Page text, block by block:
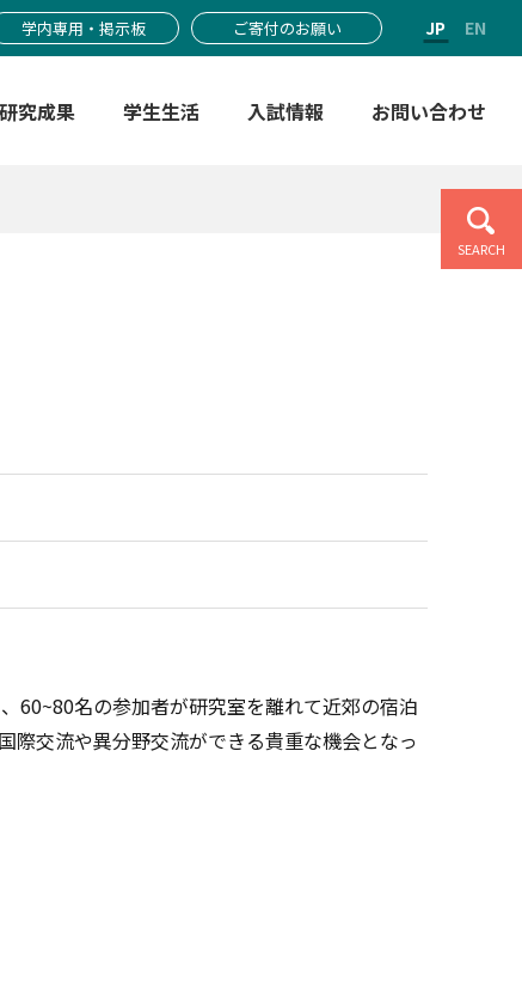
研究成果 学生生活 入試情報 お問い合わせ
学内専用・掲示板 ご寄付のお願い JP EN
SEARCH
60~80名の参加者が研究室を離れて近郊の宿泊
際交流や異分野交流ができる貴重な機会となっ